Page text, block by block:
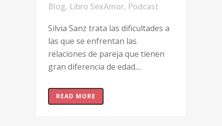
Blog, Libro SexAmor, Podcast
Silvia Sanz trata las dificultades a
las que se enfrentan las
relaciones de pareja que tienen
gran diferencia de edad....
READ MORE